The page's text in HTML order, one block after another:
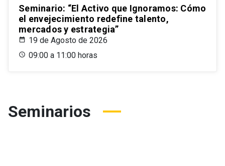
Seminario: “El Activo que Ignoramos: Cómo
el envejecimiento redefine talento,
mercados y estrategia”
19 de Agosto de 2026
09:00 a 11:00 horas
Seminarios